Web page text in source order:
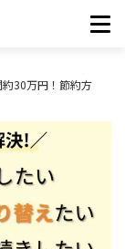
30万円！節約方